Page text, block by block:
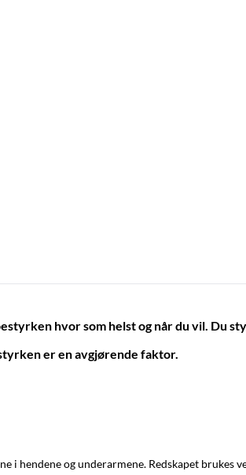
hvor som helst og når du vil. Du
er en avgjørende faktor.
og underarmene. Redskapet brukes